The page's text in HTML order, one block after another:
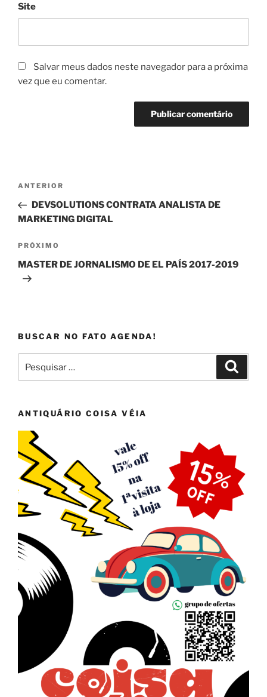
Site
Salvar meus dados neste navegador para a próxima
vez que eu comentar.
Navegação
Post
Post
anterior
ANTERIOR
DEVSOLUTIONS CONTRATA ANALISTA DE
MARKETING DIGITAL
Próximo
post
PRÓXIMO
MASTER DE JORNALISMO DE EL PAÍS 2017-2019
BUSCAR NO FATO AGENDA!
por:
ANTIQUÁRIO COISA VÉIA